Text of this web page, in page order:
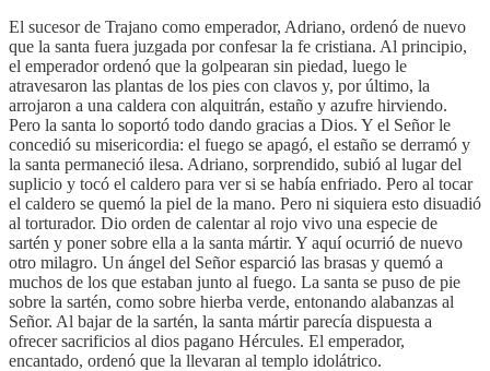
El sucesor de Trajano como emperador, Adriano, ordenó de nuevo
que la santa fuera juzgada por confesar la fe cristiana. Al principio,
el emperador ordenó que la golpearan sin piedad, luego le
atravesaron las plantas de los pies con clavos y, por último, la
arrojaron a una caldera con alquitrán, estaño y azufre hirviendo.
Pero la santa lo soportó todo dando gracias a Dios. Y el Señor le
concedió su misericordia: el fuego se apagó, el estaño se derramó y
la santa permaneció ilesa. Adriano, sorprendido, subió al lugar del
suplicio y tocó el caldero para ver si se había enfriado. Pero al tocar
el caldero se quemó la piel de la mano. Pero ni siquiera esto disuadió
al torturador. Dio orden de calentar al rojo vivo una especie de
sartén y poner sobre ella a la santa mártir. Y aquí ocurrió de nuevo
otro milagro. Un ángel del Señor esparció las brasas y quemó a
muchos de los que estaban junto al fuego. La santa se puso de pie
sobre la sartén, como sobre hierba verde, entonando alabanzas al
Señor. Al bajar de la sartén, la santa mártir parecía dispuesta a
ofrecer sacrificios al dios pagano Hércules. El emperador,
encantado, ordenó que la llevaran al templo idolátrico.